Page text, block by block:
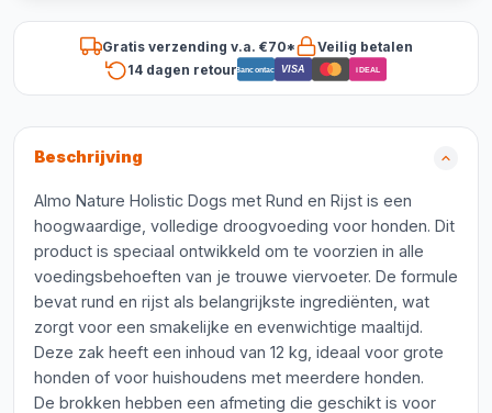
Gratis verzending v.a. €70*
Veilig betalen
14 dagen retourBancontact VISA iDEAL
Beschrijving
Almo Nature Holistic Dogs met Rund en Rijst is een
hoogwaardige, volledige droogvoeding voor honden. Dit
product is speciaal ontwikkeld om te voorzien in alle
voedingsbehoeften van je trouwe viervoeter. De formule
bevat rund en rijst als belangrijkste ingrediënten, wat
zorgt voor een smakelijke en evenwichtige maaltijd.
Deze zak heeft een inhoud van 12 kg, ideaal voor grote
honden of voor huishoudens met meerdere honden.
De brokken hebben een afmeting die geschikt is voor